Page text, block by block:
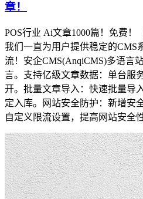
章！
POS行业 Ai文章1000篇！免费！
我们一直为用户提供稳定的CMS
流！安企CMS(AnqiCMS)多语言
言。支持亿级文章数据：单台服
开。批量文章导入：快速批量导
定入库。网站安全防护：新增安
自定义限流设置，提高网站安全